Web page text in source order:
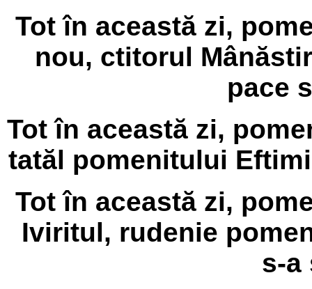
Tot în această zi,
nou, ctitorul
pace
Tot în această zi,
tatăl pomenitului
Tot în această zi,
Iviritul, rudenie
s-a